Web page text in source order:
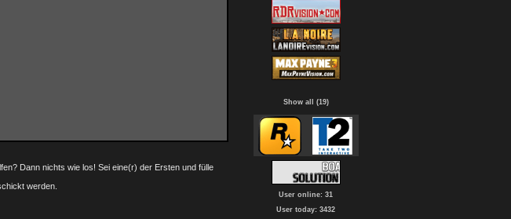
Dann nichts wie los! Sei eine(r) der Ersten und fülle
werden.
Show all (19)
User online: 31
User today: 3432